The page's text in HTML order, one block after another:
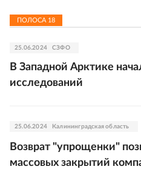
ПОЛОСА 18
25.06.2024 СЗФО
В Западной Арктике
исследований
25.06.2024 Калининградская область
Возврат "упрощенки"
массовых закрытий